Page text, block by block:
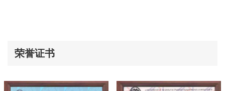
大众 高尔夫 GTI 18款 2013-2017
大众 高尔夫 两厢版 2014-2016
荣誉证书